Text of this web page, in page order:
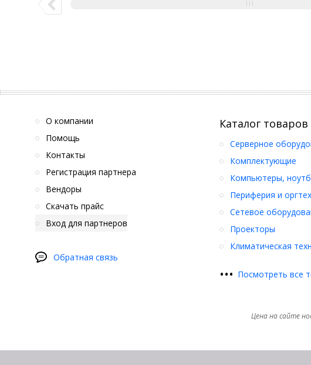
О компании
Помощь
Контакты
Регистрация партнера
Вендоры
Скачать прайс
Вход для партнеров
Обратная связь
Каталог товаров
Серверное
Комплектующие
Компьютеры,
Периферия и
Сетевое
Проекторы
Климатическая
••• Посмотреть все
Цена на сайте